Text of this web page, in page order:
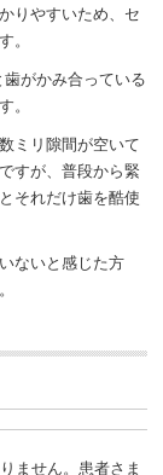
りやすいため、セ
。
がかみ合っている
。
ミリ隙間が空いて
すが、普段から緊
それだけ歯を酷使
ないと感じた方
ません。患者さま